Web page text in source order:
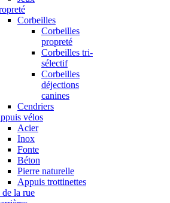
Corbeilles
Corbeilles
propreté
Corbeilles tri-
sélectif
Corbeilles
déjections
canines
Cendriers
vélos
Acier
Inox
Fonte
Béton
Pierre naturelle
Appuis trottinettes
de la rue